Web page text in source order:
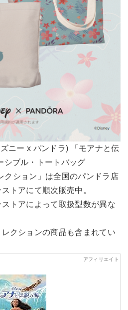
ニー x パンドラ) 「モアナと伝
シブル・トートバッグ
クション」は全国のパンドラ店
トアにて順次販売中。
トアによって取扱型数が異な
クションの商品も含まれてい